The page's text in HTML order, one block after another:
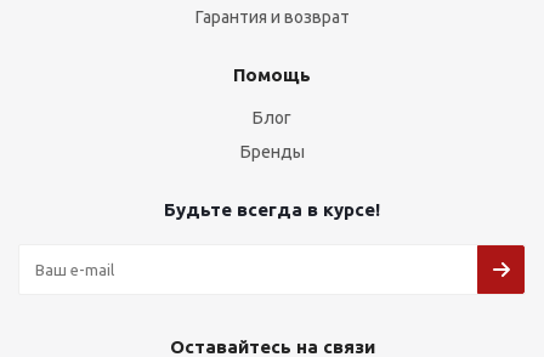
Гарантия и возврат
Помощь
Блог
Бренды
Будьте всегда в курсе!
Оставайтесь на связи